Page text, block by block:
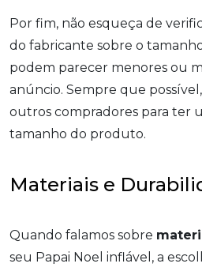
Por fim, não esqueça de
do fabricante sobre o
podem parecer menores ou
anúncio. Sempre que
outros compradores para ter
tamanho do produto.
Materiais e
Quando falamos sobre
seu Papai Noel inflável, a